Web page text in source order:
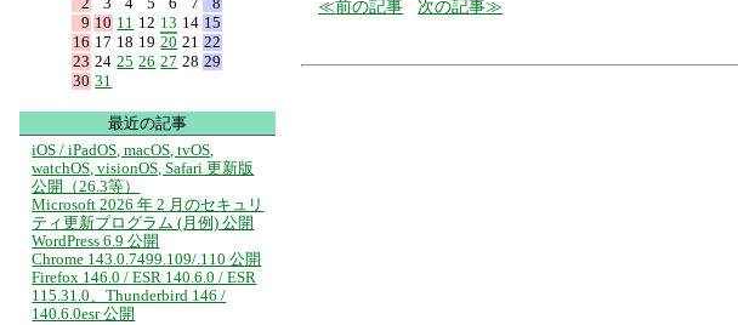
前の記事 次の記事
9 10 11 12 13 14 15
16 17 18 19 20 21 22
23 24 25 26 27 28 29
30 31
最近の記事
iOS / iPadOS, macOS, tvOS,
watchOS, visionOS, Safari 更新版
公開（26.3等）
Microsoft 2026 年 2 月のセキュリ
ティ更新プログラム (月例) 公開
WordPress 6.9 公開
Chrome 143.0.7499.109/.110 公開
Firefox 146.0 / ESR 140.6.0 / ESR
115.31.0、Thunderbird 146 /
140.6.0esr 公開